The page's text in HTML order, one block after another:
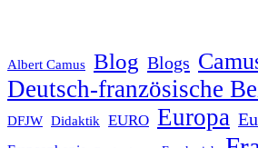
Albert Camus Blog Blogs
Deutsch-französische
DFJW Didaktik EURO Europa